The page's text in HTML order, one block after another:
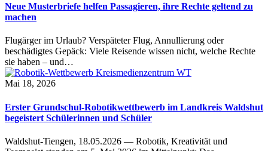
Neue Musterbriefe helfen Passagieren, ihre Rechte geltend zu
machen
Flugärger im Urlaub? Verspäteter Flug, Annullierung oder
beschädigtes Gepäck: Viele Reisende wissen nicht, welche Rechte
sie haben – und…
Mai 18, 2026
Erster Grundschul-Robotikwettbewerb im Landkreis Waldshut
begeistert Schülerinnen und Schüler
Waldshut-Tiengen, 18.05.2026 — Robotik, Kreativität und